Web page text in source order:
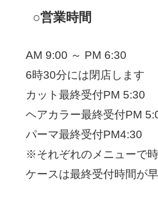
○営業時間
AM 9:00 ～ PM 6:30
6時30分には閉店します
カット最終受付PM 5:30
ヘアカラー最終受付PM
パーマ最終受付PM4:30
※それぞれのメニューで
ケースは最終受付時間が